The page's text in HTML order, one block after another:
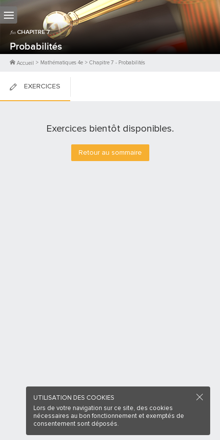
CHAPITRE7
Probabilités
Accueil > Mathématiques 4e > Chapitre 7 - Probabilités
EXERCICES
Exercices bientôt disponibles.
Retour au sommaire
UTILISATION DES COOKIES
Lors de votre navigation sur ce site, des cookies
nécessaires au bon fonctionnement et exemptés de
consentement sont déposés.